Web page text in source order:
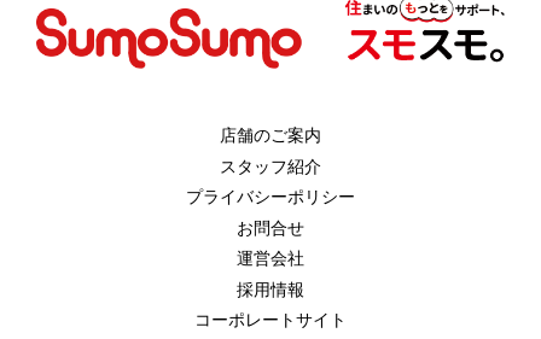
店舗のご案内
スタッフ紹介
プライバシーポリシー
お問合せ
運営会社
採用情報
コーポレートサイト